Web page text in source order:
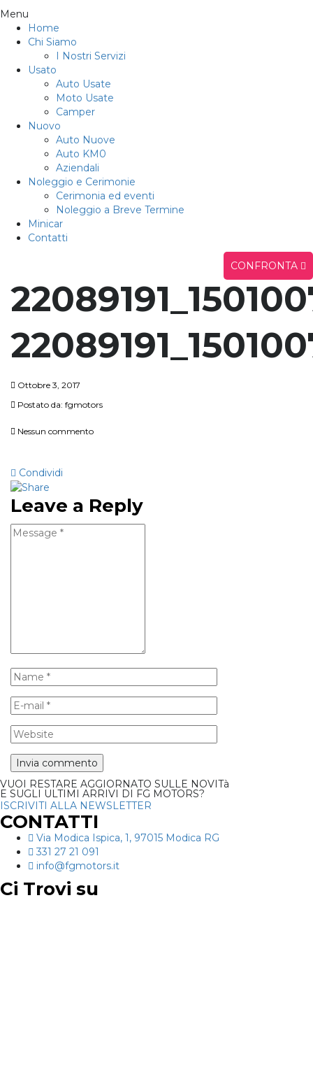
Menu
Home
Chi Siamo
I Nostri Servizi
Usato
Auto Usate
Moto Usate
Camper
Nuovo
Auto Nuove
Auto KM0
Aziendali
Noleggio e Cerimonie
Cerimonia ed eventi
Noleggio a Breve Termine
Minicar
Contatti
CONFRONTA
Ottobre 3, 2017
Postato da: fgmotors
Nessun commento
Condividi
Leave a Reply
VUOI RESTARE AGGIORNATO SULLE NOVITà
E SUGLI ULTIMI ARRIVI DI FG MOTORS?
ISCRIVITI ALLA NEWSLETTER
CONTATTI
Via Modica Ispica, 1, 97015 Modica RG
331 27 21 091
info@fgmotors.it
Ci Trovi su